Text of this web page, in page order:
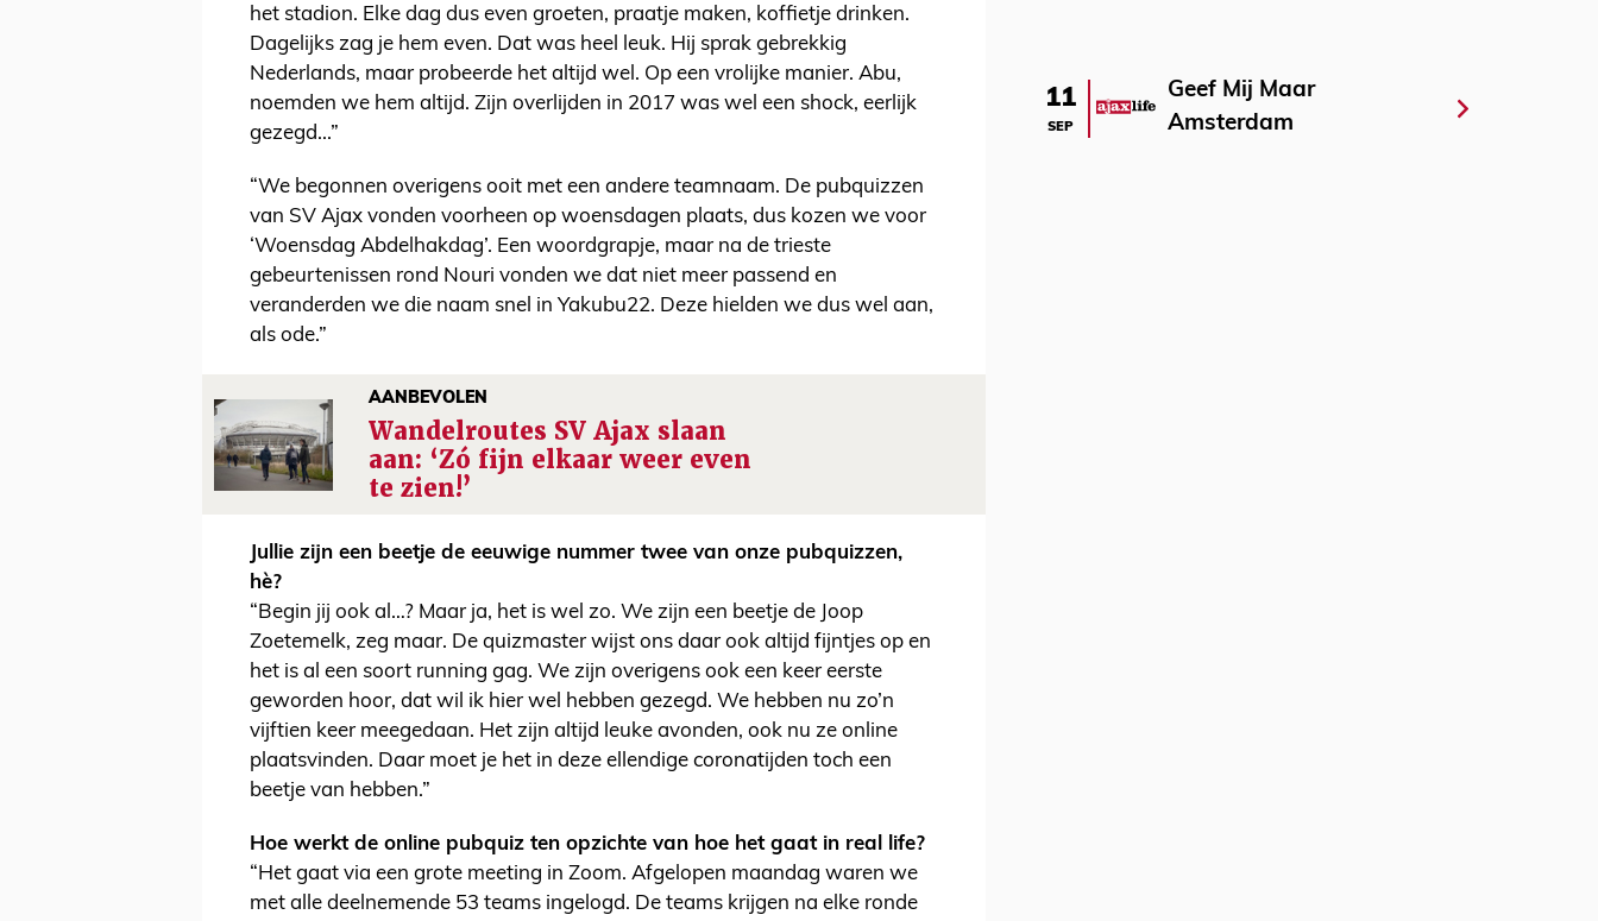
het stadion. Elke dag dus even groeten, praatje maken, koffietje drinken.
Dagelijks zag je hem even. Dat was heel leuk. Hij sprak gebrekkig
Nederlands, maar probeerde het altijd wel. Op een vrolijke manier. Abu,
noemden we hem altijd. Zijn overlijden in 2017 was wel een shock, eerlijk
gezegd...”
“We begonnen overigens ooit met een andere teamnaam. De pubquizzen
van SV Ajax vonden voorheen op woensdagen plaats, dus kozen we voor
‘Woensdag Abdelhakdag’. Een woordgrapje, maar na de trieste
gebeurtenissen rond Nouri vonden we dat niet meer passend en
veranderden we die naam snel in Yakubu22. Deze hielden we dus wel aan,
als ode.”
AANBEVOLEN
Wandelroutes SV Ajax slaan
aan: ‘Zó fijn elkaar weer even
te zien!’
Jullie zijn een beetje de eeuwige nummer twee van onze pubquizzen,
hè?
“Begin jij ook al…? Maar ja, het is wel zo. We zijn een beetje de Joop
Zoetemelk, zeg maar. De quizmaster wijst ons daar ook altijd fijntjes op en
het is al een soort running gag. We zijn overigens ook een keer eerste
geworden hoor, dat wil ik hier wel hebben gezegd. We hebben nu zo’n
vijftien keer meegedaan. Het zijn altijd leuke avonden, ook nu ze online
plaatsvinden. Daar moet je het in deze ellendige coronatijden toch een
beetje van hebben.”
Hoe werkt de online pubquiz ten opzichte van hoe het gaat in real life?
“Het gaat via een grote meeting in Zoom. Afgelopen maandag waren we
met alle deelnemende 53 teams ingelogd. De teams krijgen na elke ronde
11
SEP
Geef Mij Maar
Amsterdam